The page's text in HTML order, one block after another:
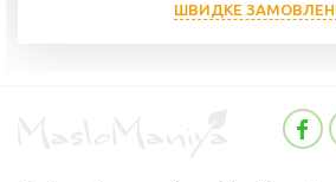
ШВИДКЕ